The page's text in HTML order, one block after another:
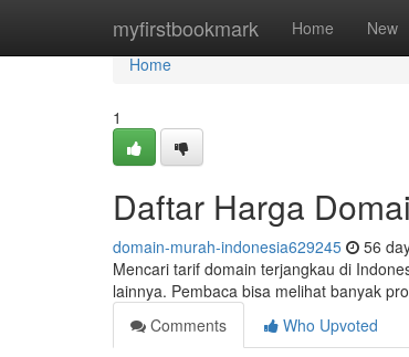
myfirstbookmark Home New
Home
Home
1
Daftar Harga
domain-murah-indonesia629245 56
Mencari tarif domain terjangkau di
lainnya. Pembaca bisa melihat banyak
Comments
Who Upvoted